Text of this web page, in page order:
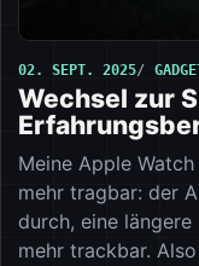
02. SEPT. 2025
Wechsel zur
Meine Apple
mehr tragbar: der
durch, eine
mehr trackbar.